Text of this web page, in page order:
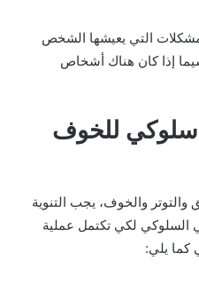
التي يعيشها الشخص
إذا كان هناك أشخاص
للخوف
والتوتر والخوف، يجب التنوية
السلوكي لكي تكتمل عملية
كما يلي: